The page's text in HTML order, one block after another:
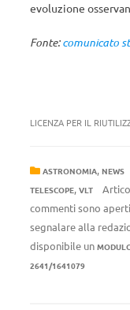
evoluzione
Fonte:comunicato
LICENZA PER IL
ASTRONOMIA, NEWS
TELESCOPE, VLT
commenti sono
segnalare alla
disponibile un
2641/1641079